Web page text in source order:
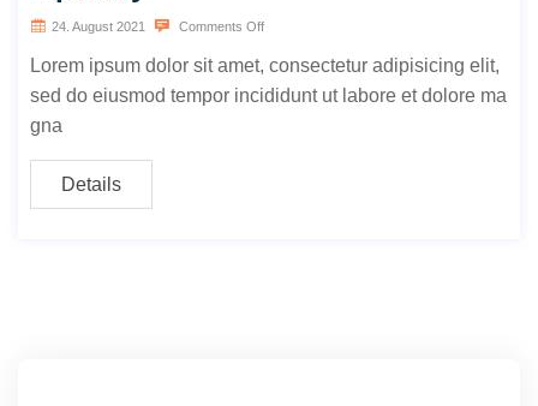
24. August 2021 Comments Off
Lorem ipsum dolor sit amet, consectetur adipisicing elit,
sed do eiusmod tempor incididunt ut labore et dolore ma
gna
Details